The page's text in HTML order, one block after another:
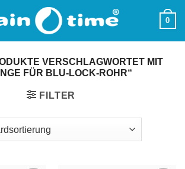
0
VERSCHLAGWORTET MIT
FÜR BLU-LOCK-ROHR“
FILTER